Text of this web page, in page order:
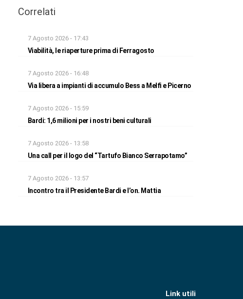
Correlati
7 Agosto 2026 - 17:43
Viabilità, le riaperture prima di Ferragosto
7 Agosto 2026 - 16:48
Via libera a impianti di accumulo Bess a Melfi e Picerno
7 Agosto 2026 - 15:59
Bardi: 1,6 milioni per i nostri beni culturali
7 Agosto 2026 - 13:58
Una call per il logo del “Tartufo Bianco Serrapotamo”
7 Agosto 2026 - 13:57
Incontro tra il Presidente Bardi e l’on. Mattia
Link utili